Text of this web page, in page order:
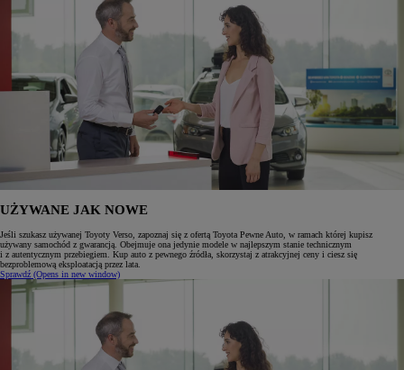
UŻYWANE JAK NOWE
Jeśli szukasz używanej Toyoty Verso, zapoznaj się z ofertą Toyota Pewne Auto, w ramach której kupisz
używany samochód z gwarancją. Obejmuje ona jedynie modele w najlepszym stanie technicznym
i z autentycznym przebiegiem. Kup auto z pewnego źródła, skorzystaj z atrakcyjnej ceny i ciesz się
bezproblemową eksploatacją przez lata.
Sprawdź (Opens in new window)